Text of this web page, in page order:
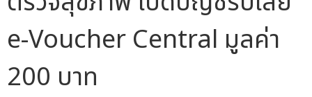
e-Voucher Central มูลค่า
200 บาท